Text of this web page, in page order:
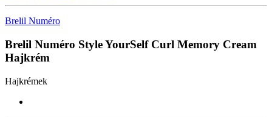
Brelil Numéro
Brelil Numéro Style YourSelf Curl Memory Cream
Hajkrém
Hajkrémek